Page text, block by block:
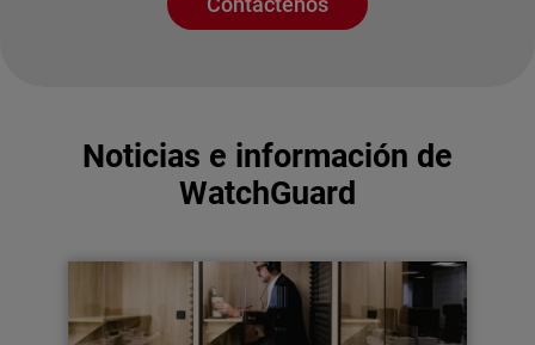
Noticias e información de
WatchGuard